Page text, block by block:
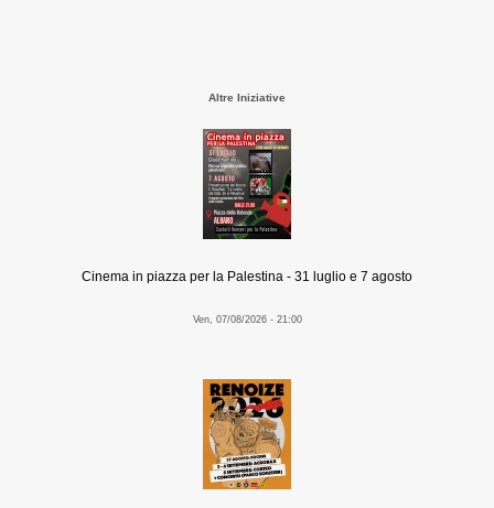
Altre Iniziative
Cinema in piazza per la Palestina - 31 luglio e 7 agosto
Ven, 07/08/2026 - 21:00